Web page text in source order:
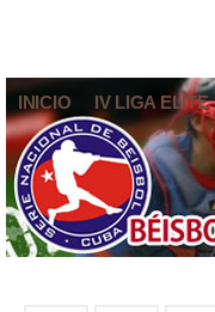
INICIO IV LIGA ELITE